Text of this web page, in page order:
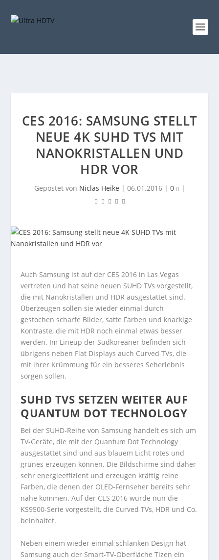
CES 2016: SAMSUNG STELLT
NEUE 4K SUHD TVS MIT
NANOKRISTALLEN UND
HDR VOR
Gepostet von Niclas Heike | 06.01.2016| 0 |
Auch Samsung ist auf der CES 2016 in Las Vegas
vertreten und hat seine neuen SUHD TVs vorgestellt,
die mit Nanokristallen und HDR ausgestattet sind.
Überzeugen sollen sie wieder einmal durch
gestochen scharfe Bilder, satte Farben und knackige
Kontraste, die mit HDR noch einmal etwas besser
werden. Im Lineup der Südkoreaner befinden sich
übrigens neben Flat Displays auch Curved TVs, die
mit ihrer Krümmung für ein besseres Seherlebnis
sorgen sollen.
SUHD TVS SETZEN WEITER AUF
QUANTUM DOT TECHNOLOGY
Bei der SUHD-Reihe von Samsung handelt es sich um
TV-Geräte, die mit der Quantum Dot Technology
ausgestattet sind und aus blauem Licht rotes und
grünes erzeugen können. Die Bildschirme sind daher
sehr energieeffizient und erzeugen kräftig reine
Farben, die denen der OLED-Fernseher bereits sehr
nahe kommen. Auf der CES 2016 wurde nun die
KS9500-Serie vorgestellt, die Curved TVs, HDR und Co.
beinhaltet.
Neben einem wieder einmal schlanken Design hat
Samsung auch der Smart-TV-Oberfläche Tizen ein